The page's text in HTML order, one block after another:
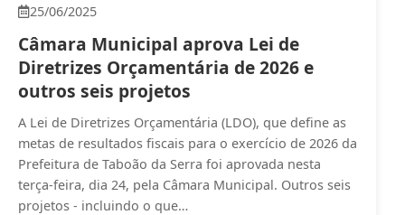
25/06/2025
Câmara Municipal aprova Lei de
Diretrizes Orçamentária de 2026 e
outros seis projetos
A Lei de Diretrizes Orçamentária (LDO), que define as
metas de resultados fiscais para o exercício de 2026 da
Prefeitura de Taboão da Serra foi aprovada nesta
terça-feira, dia 24, pela Câmara Municipal. Outros seis
projetos - incluindo o que…